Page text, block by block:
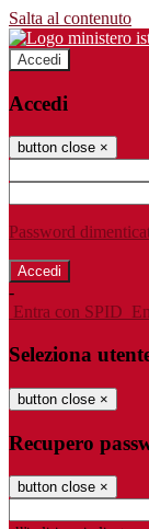
Salta al contenuto
Accedi
Accedi
button close ×
Password
-
Entra con SPID
Seleziona
button close ×
Recupero
button close ×